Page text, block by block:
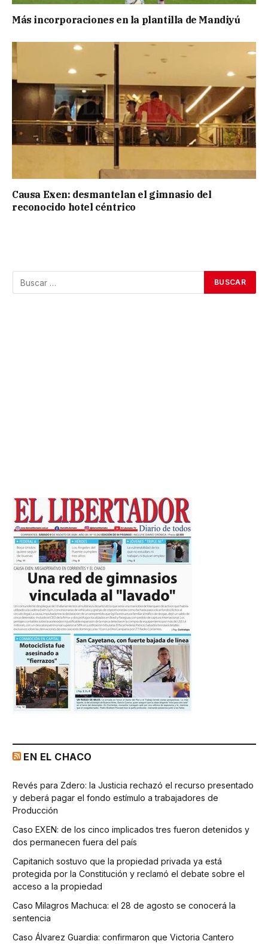
Más incorporaciones en la plantilla de Mandiyú
Causa Exen: desmantelan el gimnasio del
reconocido hotel céntrico
EN EL CHACO
Revés para Zdero: la Justicia rechazó el recurso presentado
y deberá pagar el fondo estímulo a trabajadores de
Producción
Caso EXEN: de los cinco implicados tres fueron detenidos y
dos permanecen fuera del país
Capitanich sostuvo que la propiedad privada ya está
protegida por la Constitución y reclamó el debate sobre el
acceso a la propiedad
Caso Milagros Machuca: el 28 de agosto se conocerá la
sentencia
Caso Álvarez Guardia: confirmaron que Victoria Cantero